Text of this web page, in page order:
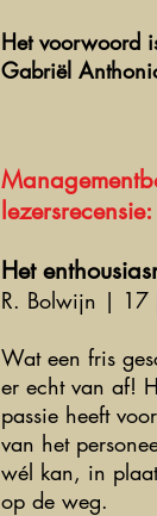
Het voorwoord
Gabriël
lezersrecensie:
Het
R. Bolwijn | 17
Wat een fris
er echt van af!
passie heeft
van het
wél kan, in
op de weg.